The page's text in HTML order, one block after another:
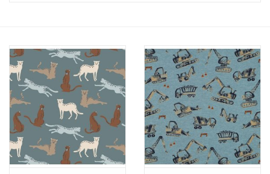
Stoffen
Breien en haken
Handwerk
Workshop